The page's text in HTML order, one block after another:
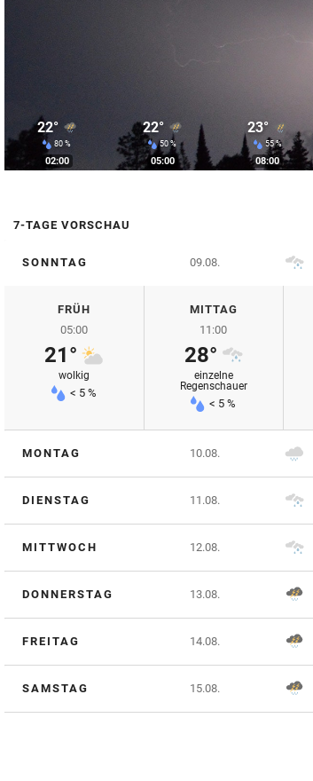
22°
80 %
02:00
22°
50 %
05:00
23°
55 %
08:00
7-TAGE VORSCHAU
SONNTAG 09.08.
FRÜH
05:00
21°
wolkig
< 5 %
MITTAG
11:00
28°
einzelne
Regenschauer
< 5 %
MONTAG 10.08.
DIENSTAG 11.08.
MITTWOCH 12.08.
DONNERSTAG 13.08.
FREITAG 14.08.
SAMSTAG 15.08.